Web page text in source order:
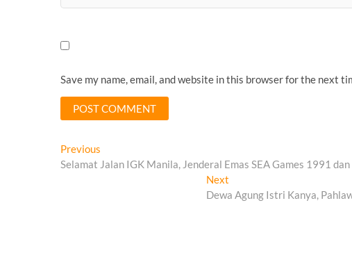
Save my name, email, and website in this browser for the next
Post
navigation
Previous
post:
Selamat Jalan IGK Manila, Jenderal Emas SEA Games 1991
Next
post:
Dewa Agung Istri Kanya,